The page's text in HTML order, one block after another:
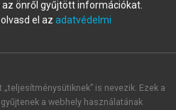
hozz létre új fiókot.
automatikusan
önről gyűjtött információkat.
el az adatvédelmi
is nevezik. Ezek a
a webhely használatának